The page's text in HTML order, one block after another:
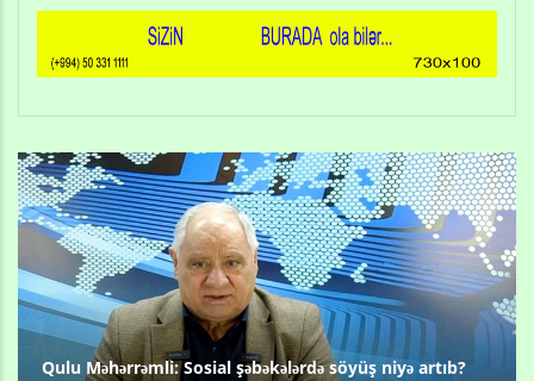
Qulu Məhərrəmli: Sosial şəbəkələrdə söyüş niyə artıb?